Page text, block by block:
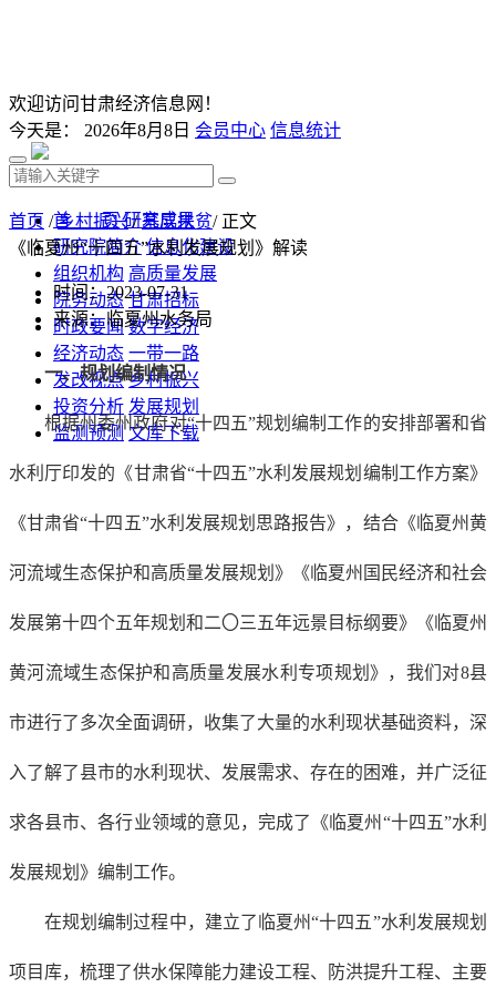
欢迎访问甘肃经济信息网！
今天是： 2026年8月8日 会员中心 信息统计
首 页 研究成果
研究院简介 信息化建设
组织机构 高质量发展
院务动态 甘肃招标
时政要闻 数字经济
经济动态 一带一路
发改视点 乡村振兴
投资分析 发展规划
监测预测 文库下载
首页 /乡村振兴/基层扶贫/ 正文
《临夏州“十四五”水利发展规划》解读
时间：2023-07-31
来源：临夏州水务局
一、规划编制情况
根据州委州政府对“十四五”规划编制工作的安排部署和省
水利厅印发的《甘肃省“十四五”水利发展规划编制工作方案》
《甘肃省“十四五”水利发展规划思路报告》，结合《临夏州黄
河流域生态保护和高质量发展规划》《临夏州国民经济和社会
发展第十四个五年规划和二〇三五年远景目标纲要》《临夏州
黄河流域生态保护和高质量发展水利专项规划》，我们对8县
市进行了多次全面调研，收集了大量的水利现状基础资料，深
入了解了县市的水利现状、发展需求、存在的困难，并广泛征
求各县市、各行业领域的意见，完成了《临夏州“十四五”水利
发展规划》编制工作。
在规划编制过程中，建立了临夏州“十四五”水利发展规划
项目库，梳理了供水保障能力建设工程、防洪提升工程、主要